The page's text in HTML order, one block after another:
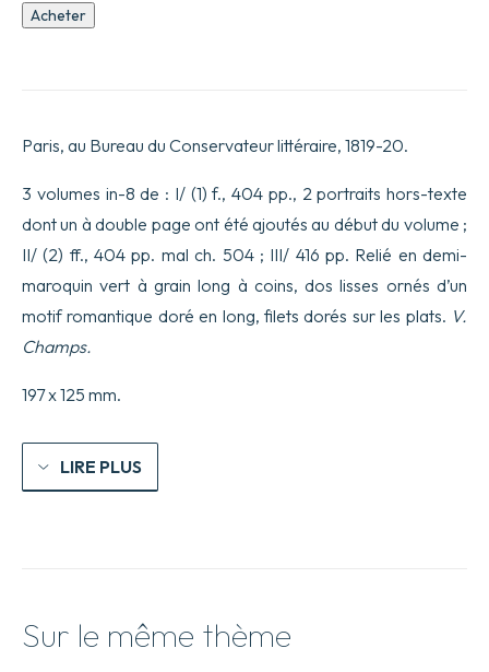
quantité
de
Acheter
Paris, au Bureau du Conservateur littéraire, 1819-20.
3 volumes in-8 de : I/ (1) f., 404 pp., 2 portraits hors-texte
dont un à double page ont été ajoutés au début du volume ;
II/ (2) ff., 404 pp. mal ch. 504 ; III/ 416 pp. Relié en demi-
maroquin vert à grain long à coins, dos lisses ornés d’un
motif romantique doré en long, filets dorés sur les plats. V.
Champs.
197 x 125 mm.
LIRE PLUS
Sur le même thème